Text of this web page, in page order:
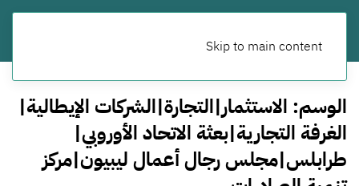
Skip to main content
الوسم: الاستثمار|التجارة|الشركات الإيطالية|
الغرفة التجارية|بعثة الاتحاد الأوروبي|
طرابلس|مجلس رجال أعمال ليبيون|مركز